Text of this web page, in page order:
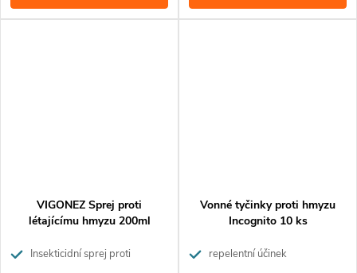
VIGONEZ Sprej proti
létajícímu hmyzu 200ml
Insekticidní sprej proti
Vonné tyčinky proti hmyzu
Incognito 10 ks
repelentní účinek